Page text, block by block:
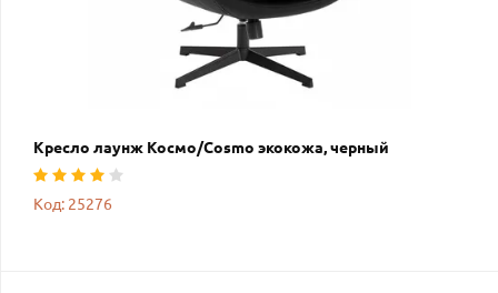
Кресло лаунж Космо/Cosmo экокожа, черный
Код: 25276